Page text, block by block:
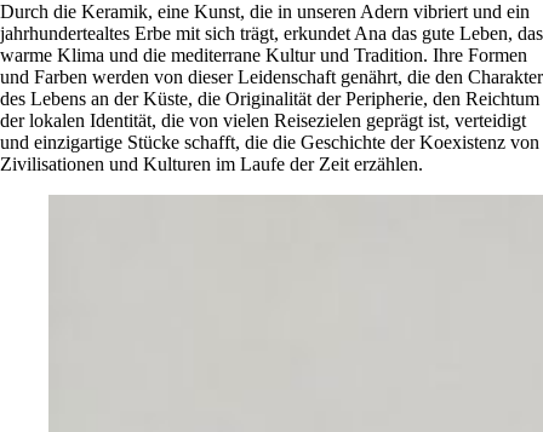
Durch die Keramik, eine Kunst, die in unseren Adern vibriert und ein
jahrhundertealtes Erbe mit sich trägt, erkundet Ana das gute Leben, das
warme Klima und die mediterrane Kultur und Tradition. Ihre Formen
und Farben werden von dieser Leidenschaft genährt, die den Charakter
des Lebens an der Küste, die Originalität der Peripherie, den Reichtum
der lokalen Identität, die von vielen Reisezielen geprägt ist, verteidigt
und einzigartige Stücke schafft, die die Geschichte der Koexistenz von
Zivilisationen und Kulturen im Laufe der Zeit erzählen.